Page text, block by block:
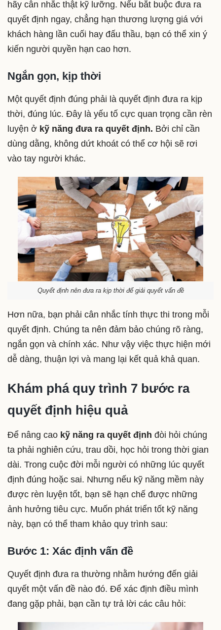
hãy cân nhắc thật kỹ lưỡng. Nếu bắt buộc đưa ra
quyết định ngay, chẳng hạn thương lượng giá với
khách hàng lần cuối hay đấu thầu, bạn có thể xin ý
kiến người quyền hạn cao hơn.
Ngắn gọn, kịp thời
Một quyết định đúng phải là quyết định đưa ra kịp
thời, đúng lúc. Đây là yếu tố cực quan trọng cần rèn
luyện ở kỹ năng đưa ra quyết định. Bởi chỉ cần
dùng dằng, không dứt khoát có thể cơ hội sẽ rơi
vào tay người khác.
Quyết định nên đưa ra kịp thời để giải quyết vấn đề
Hơn nữa, bạn phải cân nhắc tính thực thi trong mỗi
quyết định. Chúng ta nên đảm bảo chúng rõ ràng,
ngắn gọn và chính xác. Như vậy việc thực hiện mới
dễ dàng, thuận lợi và mang lại kết quả khả quan.
Khám phá quy trình 7 bước ra
quyết định hiệu quả
Để nâng cao kỹ năng ra quyết định đòi hỏi chúng
ta phải nghiên cứu, trau dồi, học hỏi trong thời gian
dài. Trong cuộc đời mỗi người có những lúc quyết
định đúng hoặc sai. Nhưng nếu kỹ năng mềm này
được rèn luyện tốt, bạn sẽ hạn chế được những
ảnh hưởng tiêu cực. Muốn phát triển tốt kỹ năng
này, bạn có thể tham khảo quy trình sau:
Bước 1: Xác định vấn đề
Quyết định đưa ra thường nhằm hướng đến giải
quyết một vấn đề nào đó. Để xác định điều mình
đang gặp phải, bạn cần tự trả lời các câu hỏi: